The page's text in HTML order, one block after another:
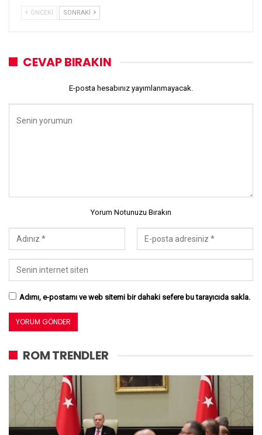
ÖNCEKI SONRAKI
CEVAP BIRAKIN
E-posta hesabınız yayımlanmayacak.
Yorum Notunuzu Bırakın
Adımı, e-postamı ve web sitemi bir dahaki sefere bu tarayıcıda sakla.
ROM TRENDLER